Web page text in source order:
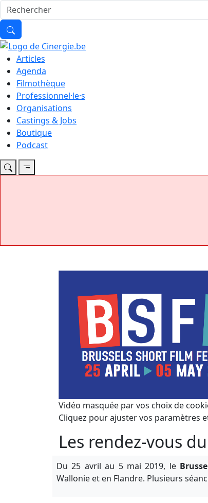
Articles
Agenda
Filmothèque
Professionnel·le·s
Organisations
Castings & Jobs
Boutique
Podcast
Vidéo masquée par vos choix de
Cliquez pour ajuster vos paramètres
Les rendez-vous du
Du 25 avril au 5 mai 2019, le
Wallonie et en Flandre. Plusieurs